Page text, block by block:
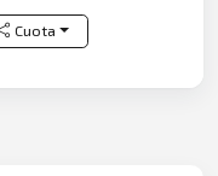
Cuota